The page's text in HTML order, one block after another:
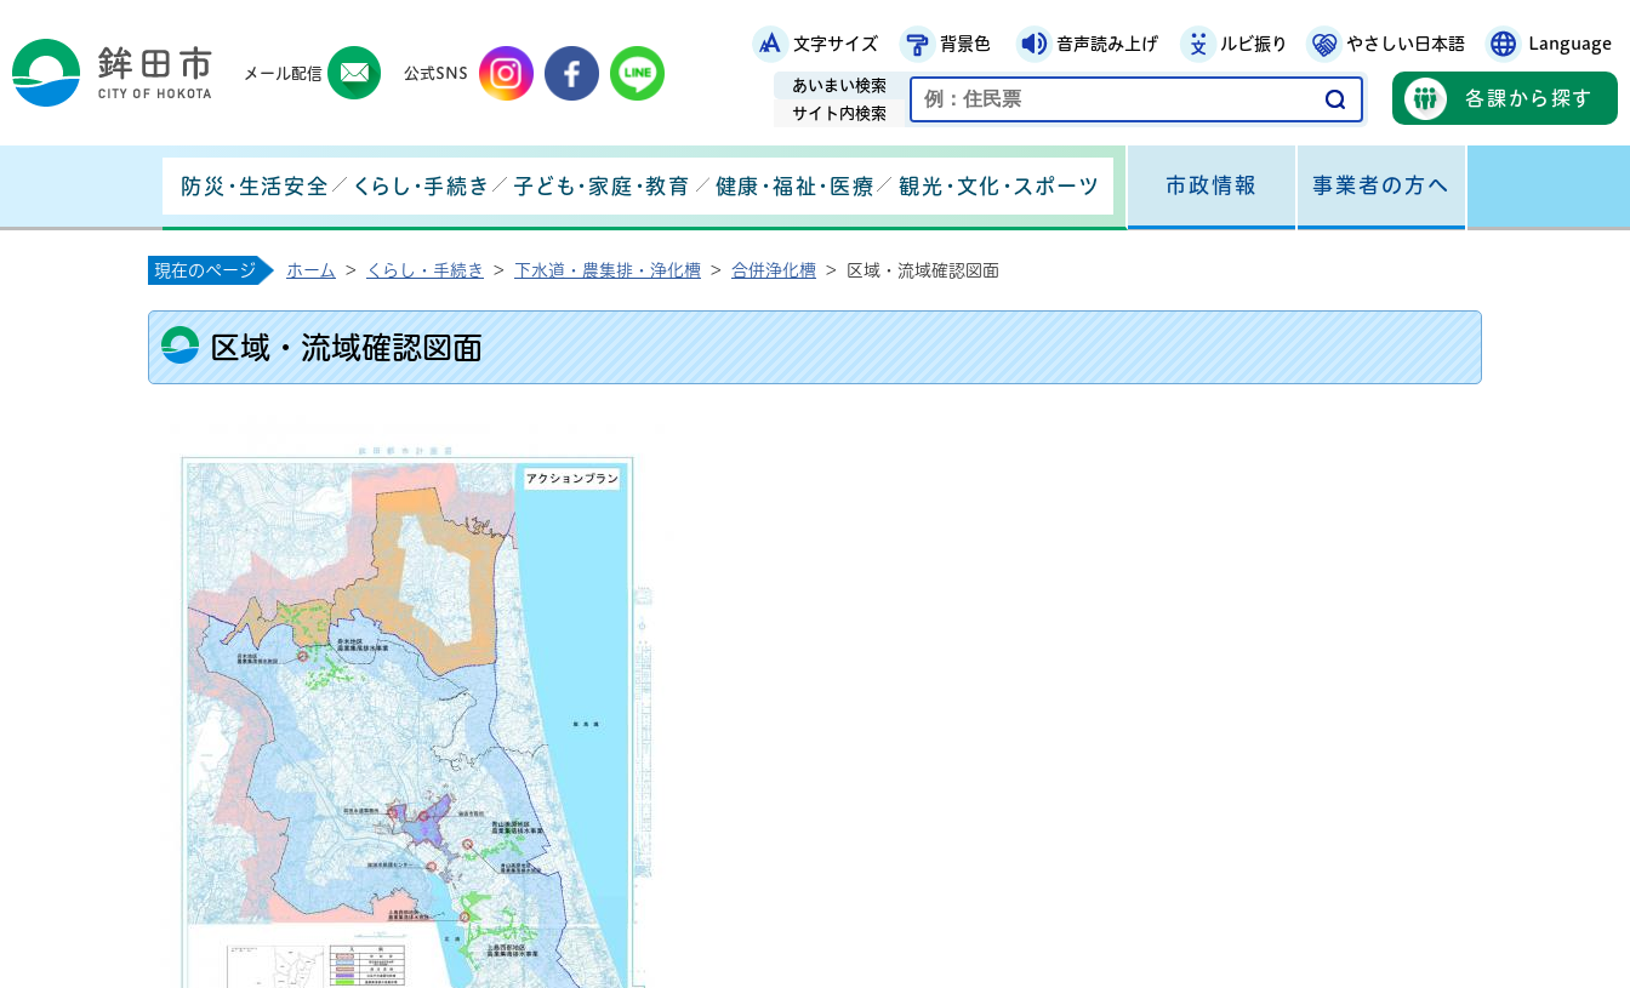
鉾田市役所ホームページ文字サイズ 背景色 音声読み上げ ルビ振り やさしい日本語 Language
各課から探す
あいまい検索
サイト内検索
メール配信
鉾田市メールマガジン
公式SNS
鉾田市公式Instagram
鉾田市公式Facebook
鉾田市公式LINE
防災・生活安全 くらし・手続き 子ども・家庭・教育 健康・福祉・医療 観光・文化・スポーツ 市政情報 事業者の方へ
現在のページ ホーム > くらし・手続き > 下水道・農集排・浄化槽 > 合併浄化槽 > 区域・流域確認図面
区域・流域確認図面